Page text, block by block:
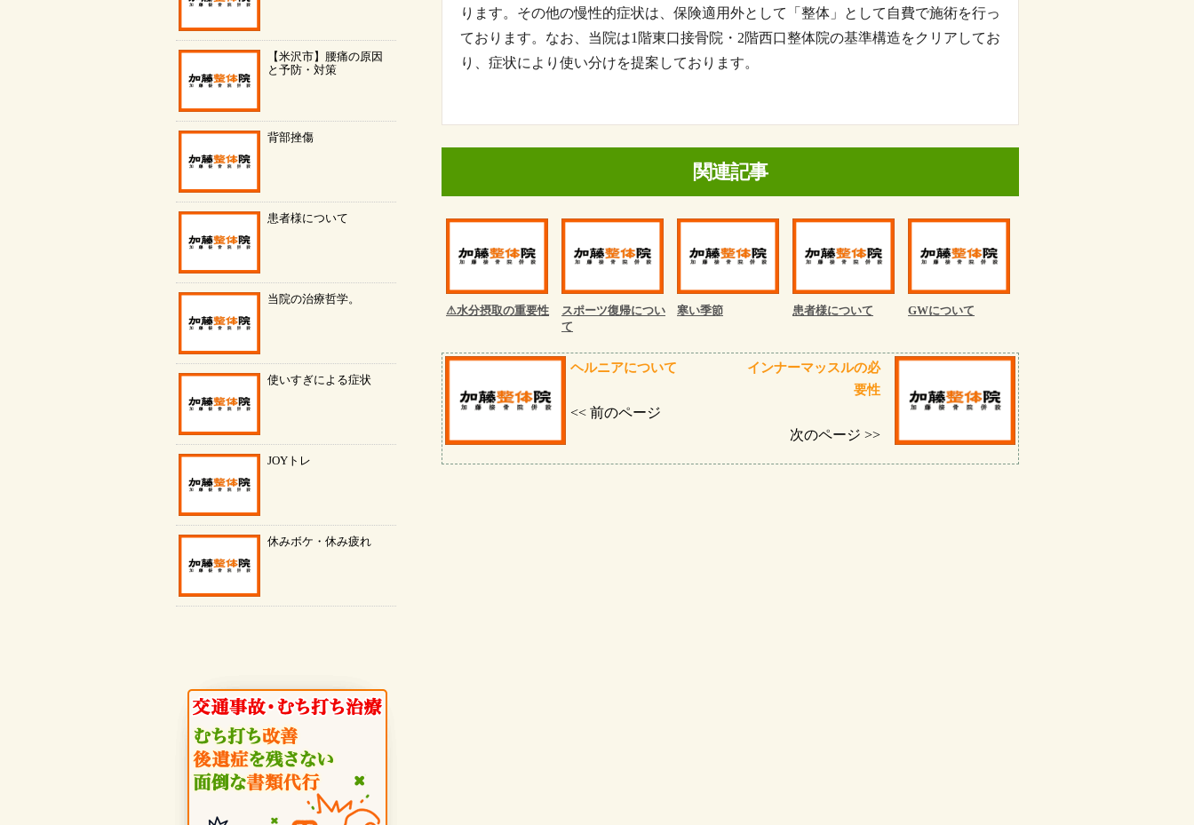
ります。その他の慢性的症状は、保険適用外として「整体」として自費で施術を行っ
ております。なお、当院は1 階東口接骨院・ 2階西口整体院の基準構造をクリアしてお
り、症状により使い分けを提案しております。
関連記事
⚠︎水分摂取の重要性
スポーツ復帰につい
て
寒い季節 患者様について GWについて
ヘルニアについて
<< 前のページ
インナーマッスルの必
要性
次のページ >>
【米沢市】腰痛の原因
と予防・対策
背部挫傷
患者様について
当院の治療哲学。
使いすぎによる症状
JOYトレ
休みボケ・休み疲れ